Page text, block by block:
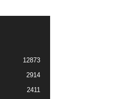
12873
2914
2411